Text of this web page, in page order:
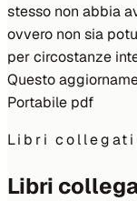
stesso non abbia
ovvero non sia
per circostanze
Questo
Portabile pdf
Libri collegati
Libri